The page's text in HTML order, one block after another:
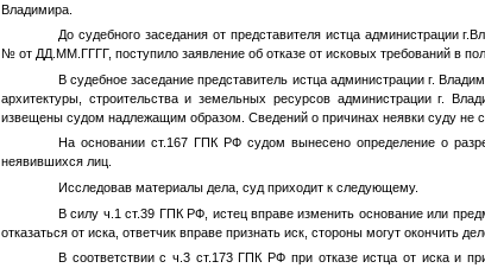
Владимира.
До судебного заседания от представителя истца администрации
№от ДД.ММ.ГГГГ, поступило заявление об отказе от исковых требований в
В судебное заседание представитель истца администрации г.
архитектуры, строительства и земельных ресурсов администрации г.
извещены судом надлежащим образом. Сведений о причинах неявки суду не
На основании ст.167 ГПК РФ судом вынесено определение о
неявившихся лиц.
Исследовав материалы дела, суд приходит к следующему.
В силу ч.1 ст.39 ГПК РФ, истец вправе изменить основание или
отказаться от иска, ответчик вправе признать иск, стороны могут окончить
В соответствии с ч.3 ст.173 ГПК РФ при отказе истца от иска и